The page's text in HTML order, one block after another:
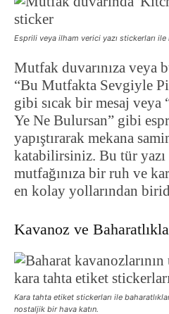
Esprili veya ilham verici yazı stickerları ile
Mutfak duvarınıza veya
“Bu Mutfakta Sevgiyle
gibi sıcak bir mesaj veya
Ye Ne Bulursan” gibi
yapıştırarak mekana
katabilirsiniz. Bu tür yazı
mutfağınıza bir ruh ve
en kolay yollarından
Kavanoz ve
Kara tahta etiket stickerları ile
nostaljik bir hava katın.